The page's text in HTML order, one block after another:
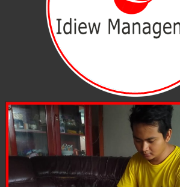
KERJASAMA
LAYANAN